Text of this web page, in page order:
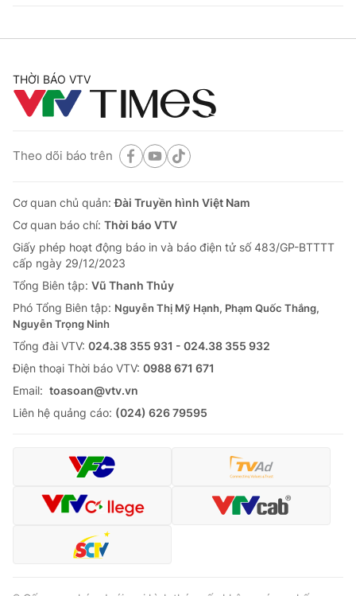
THỜI BÁO VTV
Theo dõi báo trên
Cơ quan chủ quản:Đài Truyền hình Việt Nam
Cơ quan báo chí: Thời báo VTV
Giấy phép hoạt động báo in và báo điện tử số 483/GP-BTTTT
cấp ngày 29/12/2023
Tổng Biên tập: Vũ Thanh Thủy
Phó Tổng Biên tập: Nguyễn Thị Mỹ Hạnh, Phạm Quốc Thắng,
Nguyễn Trọng Ninh
Tổng đài VTV: 024.38 355 931 - 024.38 355 932
Ðiện thoại Thời báo VTV: 0988 671 671
Email: toasoan@vtv.vn
Liên hệ quảng cáo: (024) 626 79595